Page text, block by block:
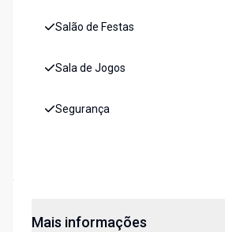
Salão de Festas
Sala de Jogos
Segurança
Mais informações